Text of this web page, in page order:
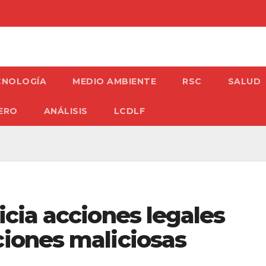
MEDIO AMBIENTE RSC SALUD
ANÁLISIS LCDLF
acciones legales
maliciosas